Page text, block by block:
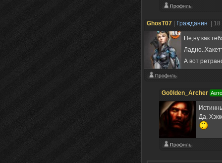
GhosT07 Гражданин |
Не,ну как
А вот
Go0lden_Archer
Да,